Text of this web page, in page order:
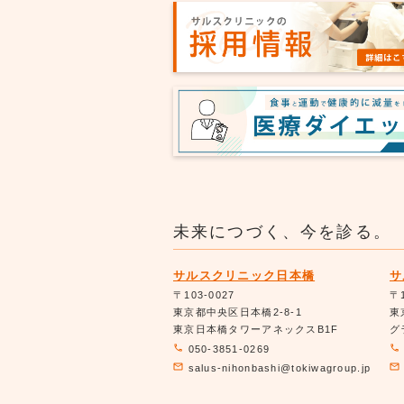
未来につづく、今を診る。
サルスクリニック日本橋
〒103-0027
東京都中央区日本橋2-8-1
東京日本橋タワーアネックスB1F
050-3851-0269
salus-nihonbashi@tokiwagroup.jp
〒
東
グ